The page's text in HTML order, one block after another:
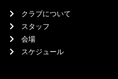
クラブについて
スタッフ
会場
スケジュール